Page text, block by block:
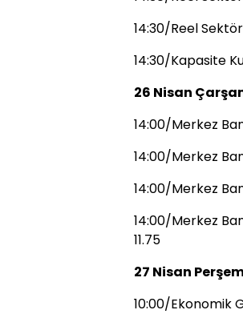
14:30/Reel
14:30/Kapasite
26 Nisan
14:00/Merkez
14:00/Merkez
14:00/Merkez
14:00/Merkez
11.75
27 Nisan
10:00/Ekonomik